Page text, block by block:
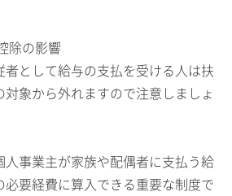
除の影響
として給与の支払を受ける人は扶
象から外れますので注意しましょ
事業主が家族や配偶者に支払う給
要経費に算入できる重要な制度で